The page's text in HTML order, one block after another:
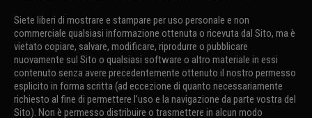
Siete liberi di mostrare e stampare per uso personale e non
commerciale qualsiasi informazione ottenuta o ricevuta dal Sito, ma è
vietato copiare, salvare, modificare, riprodurre o pubblicare
nuovamente sul Sito o qualsiasi software o altro materiale in essi
contenuto senza avere precedentemente ottenuto il nostro permesso
esplicito in forma scritta (ad eccezione di quanto necessariamente
richiesto al fine di permettere l’uso e la navigazione da parte vostra del
Sito). Non è permesso distribuire o trasmettere in alcun modo